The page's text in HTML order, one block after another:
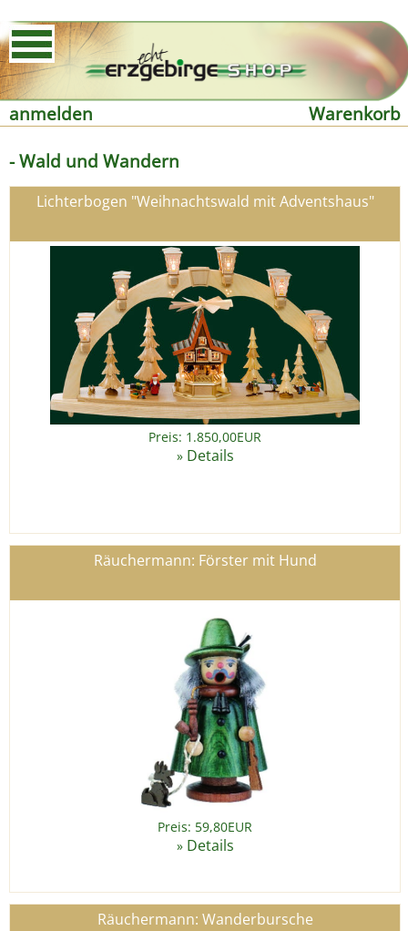
anmelden
Warenkorb
- Wald und Wandern
Lichterbogen "Weihnachtswald mit Adventshaus"
Preis: 1.850,00EUR
» Details
Räuchermann: Förster mit Hund
Preis: 59,80EUR
» Details
Räuchermann: Wanderbursche